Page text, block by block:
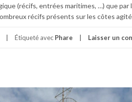
(récifs, entrées maritimes, …) que
récifs présents sur les côtes
Étiqueté avec Phare Laisser un